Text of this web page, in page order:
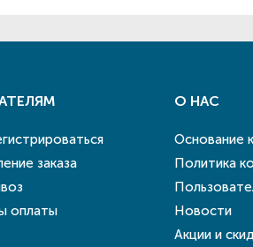
заказа
оплаты
О НАС
Основание
Политика
Новости
Акции и